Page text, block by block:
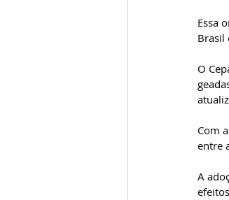
Essa
Brasil
O
Com
entre
A